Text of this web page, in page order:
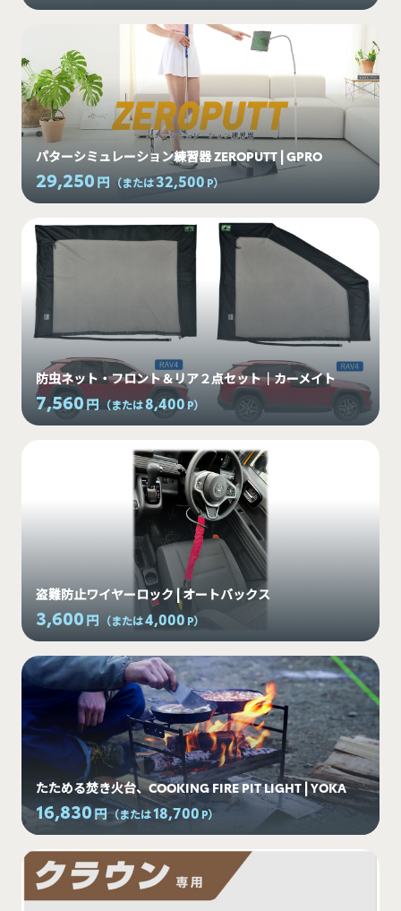
パターシミュレーション練習器 ZEROPUTT | GPRO
29,250 円 （または32,500P）
防虫ネット・フロント＆リア２点セット｜カーメイト
7,560円 （または8,400P）
盗難防止ワイヤーロック | オートバックス
3,600 円 （または4,000 P）
たためる焚き火台、COOKING FIRE PIT LIGHT | YOKA
16,830円（または18,700P）